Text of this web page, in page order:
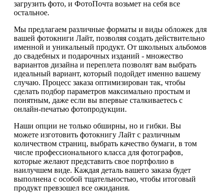
загрузить фото, и ФотоПочта возьмет на себя все
остальное.
Мы предлагаем различные форматы и виды обложек для
вашей фотокниги Лайт, позволяя создать действительно
именной и уникальный продукт. От школьных альбомов
до свадебных и подарочных изданий - множество
вариантов дизайна и переплета позволят вам выбрать
идеальный вариант, который подойдет именно вашему
случаю. Процесс заказа оптимизирован так, чтобы
сделать подбор параметров максимально простым и
понятным, даже если вы впервые сталкиваетесь с
онлайн-печатью фотопродукции.
Наши опции не только обширны, но и гибки. Вы
можете изготовить фотокнигу Лайт с различным
количеством страниц, выбрать качество бумаги, в том
числе профессионального класса для фотографов,
которые желают представить свое портфолио в
наилучшем виде. Каждая деталь вашего заказа будет
выполнена с особой тщательностью, чтобы итоговый
продукт превзошел все ожидания.